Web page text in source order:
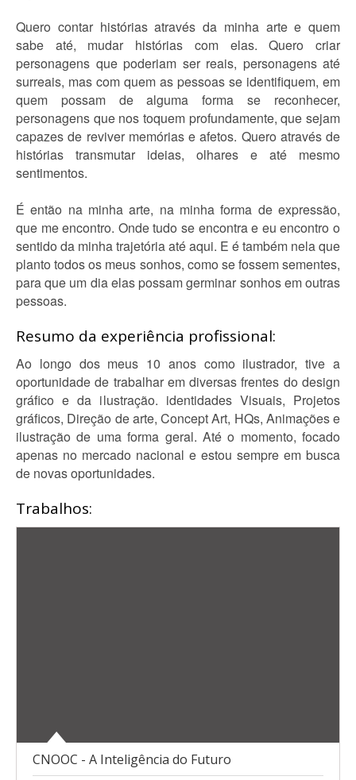
Quero contar histórias através da minha arte e quem
sabe até, mudar histórias com elas. Quero criar
personagens que poderiam ser reais, personagens até
surreais, mas com quem as pessoas se identifiquem, em
quem possam de alguma forma se reconhecer,
personagens que nos toquem profundamente, que sejam
capazes de reviver memórias e afetos. Quero através de
histórias transmutar ideias, olhares e até mesmo
sentimentos.
É então na minha arte, na minha forma de expressão,
que me encontro. Onde tudo se encontra e eu encontro o
sentido da minha trajetória até aqui. E é também nela que
planto todos os meus sonhos, como se fossem sementes,
para que um dia elas possam germinar sonhos em outras
pessoas.
Resumo da experiência profissional:
Ao longo dos meus 10 anos como ilustrador, tive a
oportunidade de trabalhar em diversas frentes do design
gráfico e da ilustração. identidades Visuais, Projetos
gráficos, Direção de arte, Concept Art, HQs, Animações e
ilustração de uma forma geral. Até o momento, focado
apenas no mercado nacional e estou sempre em busca
de novas oportunidades.
Trabalhos:
CNOOC - A Inteligência do Futuro